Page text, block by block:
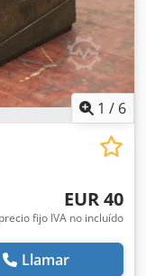
1 / 6
EUR 40
precio fijo IVA no incluído
Llamar